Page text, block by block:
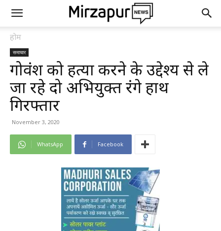
होम
समाचार
गोवंश को हत्या करने के उद्देश्य से ले
जा रहे दो अभियुक्त रंगे हाथ
गिरफ्तार
November 3, 2020
WhatsApp Facebook